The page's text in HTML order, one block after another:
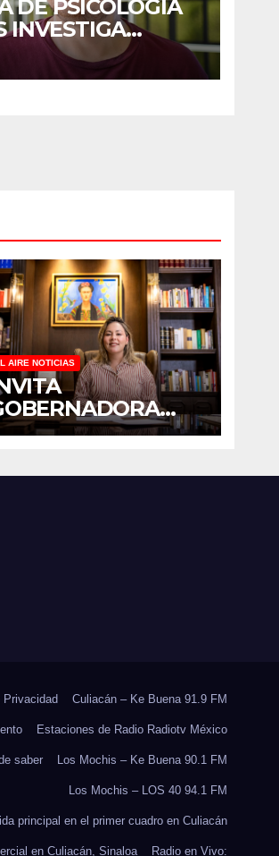
DE PSICOLOGÍA
INVESTIGA
Y
EN
AIRE NOTICIAS
A
Culiacán – Ke Buena 91.9 FM
Estaciones de Radio Radiotv México
saber Los Mochis – Ke Buena 90.1 FM
Los Mochis – LOS 40 94.1 FM
principal en el primer cuadro en Culiacán
en Culiacán, Sinaloa Radio en Vivo: